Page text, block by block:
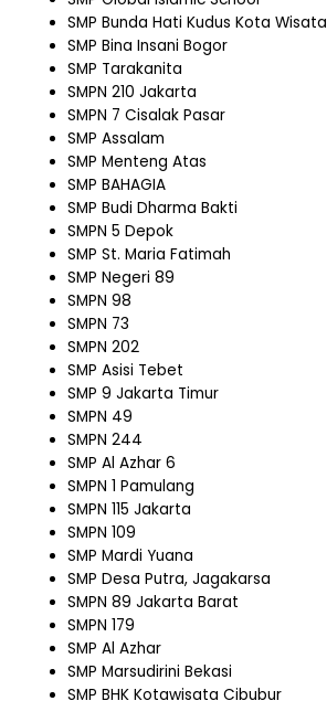
SMP Bunda Hati Kudus Kota Wisata
SMP Bina Insani Bogor
SMP Tarakanita
SMPN 210 Jakarta
SMPN 7 Cisalak Pasar
SMP Assalam
SMP Menteng Atas
SMP BAHAGIA
SMP Budi Dharma Bakti
SMPN 5 Depok
SMP St. Maria Fatimah
SMP Negeri 89
SMPN 98
SMPN 73
SMPN 202
SMP Asisi Tebet
SMP 9 Jakarta Timur
SMPN 49
SMPN 244
SMP Al Azhar 6
SMPN 1 Pamulang
SMPN 115 Jakarta
SMPN 109
SMP Mardi Yuana
SMP Desa Putra, Jagakarsa
SMPN 89 Jakarta Barat
SMPN 179
SMP Al Azhar
SMP Marsudirini Bekasi
SMP BHK Kotawisata Cibubur